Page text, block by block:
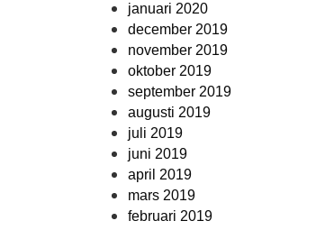
januari 2020
december 2019
november 2019
oktober 2019
september 2019
augusti 2019
juli 2019
juni 2019
april 2019
mars 2019
februari 2019